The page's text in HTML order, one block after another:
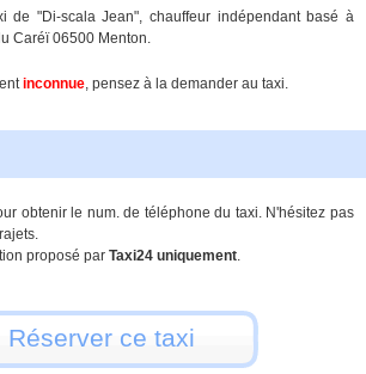
de "Di-scala Jean", chauffeur indépendant basé à
Caréï 06500 Menton.
inconnue, pensez à la demander au taxi.
obtenir le num. de téléphone du taxi. N'hésitez pas
proposé par Taxi24 uniquement.
Réserver ce taxi